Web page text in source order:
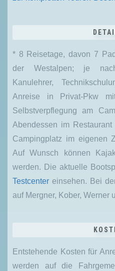
* 8 Reisetage, davon 7
der Westalpen; je
Kanulehrer,
Anreise in Privat-Pkw
Selbstverpflegung am
Abendessen im
Campingplatz im eigenen
Auf Wunsch können
werden. Die aktuelle
Testcenter einsehen. Bei
auf Mergner, Kober, Werner
Entstehende Kosten für
werden auf die